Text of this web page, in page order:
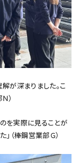
が深まりました。こ
）
を実際に見ることが
」（棒鋼営業部Ｇ）